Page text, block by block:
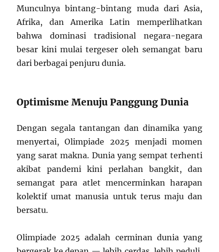
Munculnya bintang-bintang muda dari Asia,
Afrika, dan Amerika Latin memperlihatkan
bahwa dominasi tradisional negara-negara
besar kini mulai tergeser oleh semangat baru
dari berbagai penjuru dunia.
Optimisme Menuju Panggung Dunia
Dengan segala tantangan dan dinamika yang
menyertai, Olimpiade 2025 menjadi momen
yang sarat makna. Dunia yang sempat terhenti
akibat pandemi kini perlahan bangkit, dan
semangat para atlet mencerminkan harapan
kolektif umat manusia untuk terus maju dan
bersatu.
Olimpiade 2025 adalah cerminan dunia yang